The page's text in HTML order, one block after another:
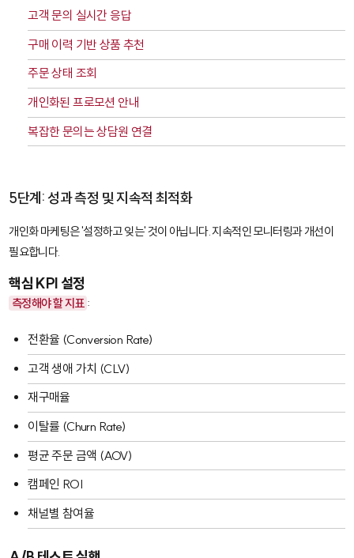
고객 문의 실시간 응답
구매 이력 기반 상품 추천
주문 상태 조회
개인화된 프로모션 안내
복잡한 문의는 상담원 연결
5단계: 성과 측정 및 지속적 최적화
개인화 마케팅은 '설정하고 잊는' 것이 아닙니다. 지속적인 모니터링과 개선이
필요합니다.
핵심 KPI 설정
측정해야 할 지표 :
전환율 (Conversion Rate)
고객 생애 가치 (CLV)
재구매율
이탈률 (Churn Rate)
평균 주문 금액 (AOV)
캠페인 ROI
채널별 참여율